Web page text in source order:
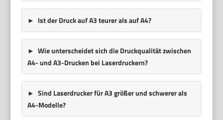
Ist der Druck auf A3 teurer als auf A4?
Wie unterscheidet sich die Druckqualität zwischen
A4- und A3-Drucken bei Laserdruckern?
Sind Laserdrucker für A3 größer und schwerer als
A4-Modelle?